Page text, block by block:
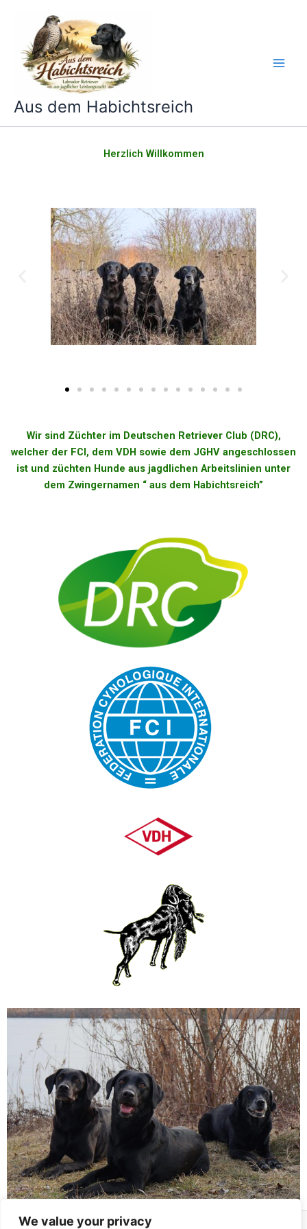
We value your privacy
springen
Aus dem Habichtsreich
Herzlich Willkommen
Wir sind Züchter im Deutschen Retriever Club (DRC),
welcher der FCI, dem VDH sowie dem JGHV angeschlossen
ist und züchten Hunde aus jagdlichen Arbeitslinien unter
dem Zwingernamen “ aus dem Habichtsreich”